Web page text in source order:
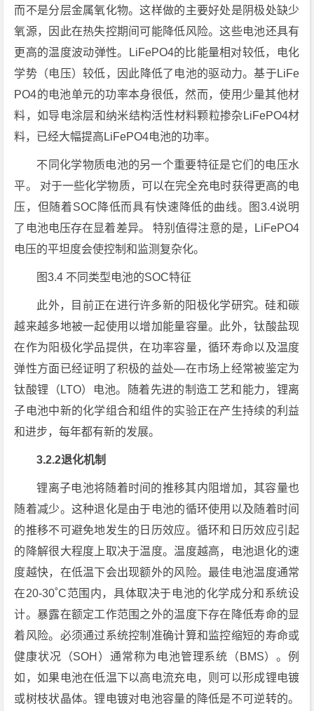
而不是分层金属氧化物。这样做的主要好处是阴极处缺少
氧源，因此在热失控期间可能降低风险。这些电池还具有
更高的温度波动弹性。LiFePO4的比能量相对较低，电化
学势（电压）较低，因此降低了电池的驱动力。基于LiFe
PO4的电池单元的功率本身很低，然而，使用少量其他材
料，如导电涂层和纳米结构活性材料颗粒掺杂LiFePO4材
料，已经大幅提高LiFePO4电池的功率。
不同化学物质电池的另一个重要特征是它们的电压水
平。 对于一些化学物质，可以在完全充电时获得更高的电
压，但随着SOC降低而具有快速降低的曲线。图3.4说明
了电池电压存在显着差异。 特别值得注意的是，LiFePO4
电压的平坦度会使控制和监测复杂化。
图3.4 不同类型电池的SOC特征
此外，目前正在进行许多新的阳极化学研究。硅和碳
越来越多地被一起使用以增加能量容量。此外，钛酸盐现
在作为阳极化学品提供，在功率容量，循环寿命以及温度
弹性方面已经证明了积极的益处—在市场上经常被鉴定为
钛酸锂（LTO）电池。随着先进的制造工艺和能力，锂离
子电池中新的化学组合和组件的实验正在产生持续的利益
和进步，每年都有新的发展。
3.2.2退化机制
锂离子电池将随着时间的推移其内阻增加，其容量也
随着减少。这种退化是由于电池的循环使用以及随着时间
的推移不可避免地发生的日历效应。循环和日历效应引起
的降解很大程度上取决于温度。温度越高，电池退化的速
度越快，在低温下会出现额外的风险。最佳电池温度通常
在20-30˚C范围内，具体取决于电池的化学成分和系统设
计。暴露在额定工作范围之外的温度下存在降低寿命的显
着风险。必须通过系统控制准确计算和监控缩短的寿命或
健康状况（SOH）通常称为电池管理系统（BMS）。例
如，如果电池在低温下以高电流充电，则可以形成锂电镀
或树枝状晶体。锂电镀对电池容量的降低是不可逆转的。